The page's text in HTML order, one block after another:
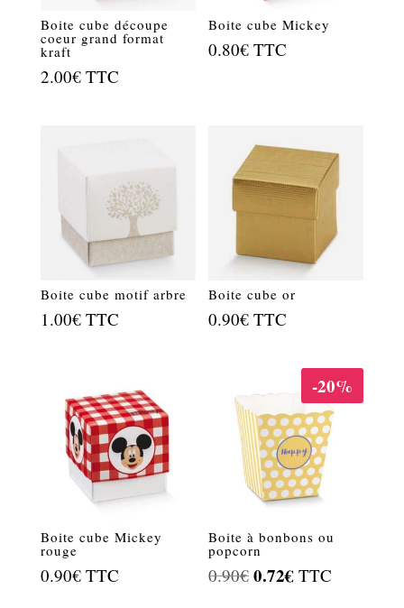
Boite cube découpe
coeur grand format
kraft
2.00€ TTC
Boite cube Mickey
0.80€ TTC
Boite cube motif arbre
1.00€ TTC
Boite cube or
0.90€ TTC
Boite cube Mickey
rouge
0.90€ TTC
-20%
Boite à bonbons ou
popcorn
0.90€ Le
0.72€ Le
TTC